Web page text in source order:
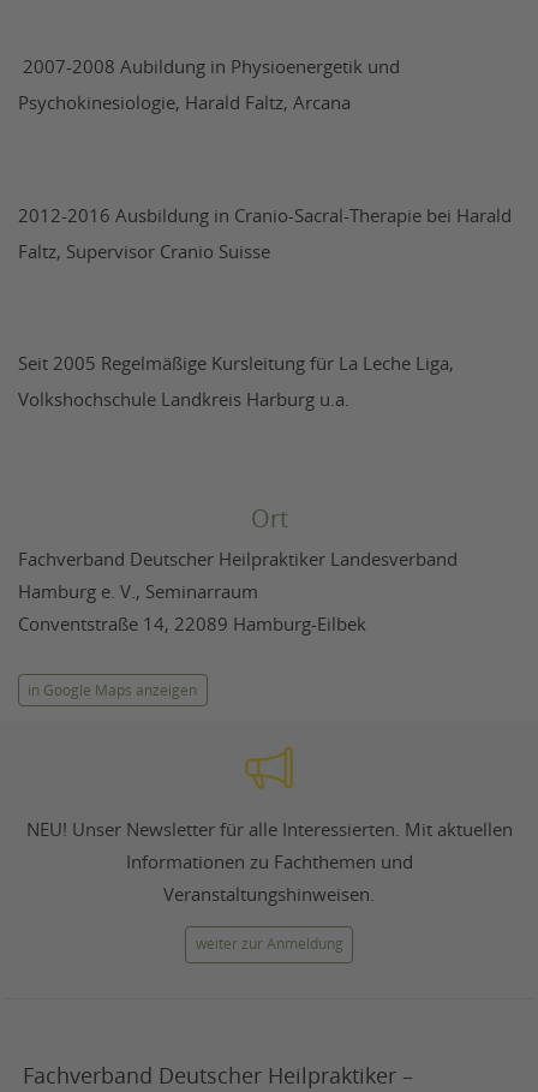
2007-2008 Aubildung in Physioenergetik und
Psychokinesiologie, Harald Faltz, Arcana
2012-2016 Ausbildung in Cranio-Sacral-Therapie bei Harald
Faltz, Supervisor Cranio Suisse
Seit 2005 Regelmäßige Kursleitung für La Leche Liga,
Volkshochschule Landkreis Harburg u.a.
Ort
Fachverband Deutscher Heilpraktiker Landesverband
Hamburg e. V., Seminarraum
Conventstraße 14, 22089 Hamburg-Eilbek
in Google Maps anzeigen
NEU! Unser Newsletter für alle Interessierten. Mit aktuellen
Informationen zu Fachthemen und
Veranstaltungshinweisen.
weiter zur Anmeldung
Fachverband Deutscher Heilpraktiker –